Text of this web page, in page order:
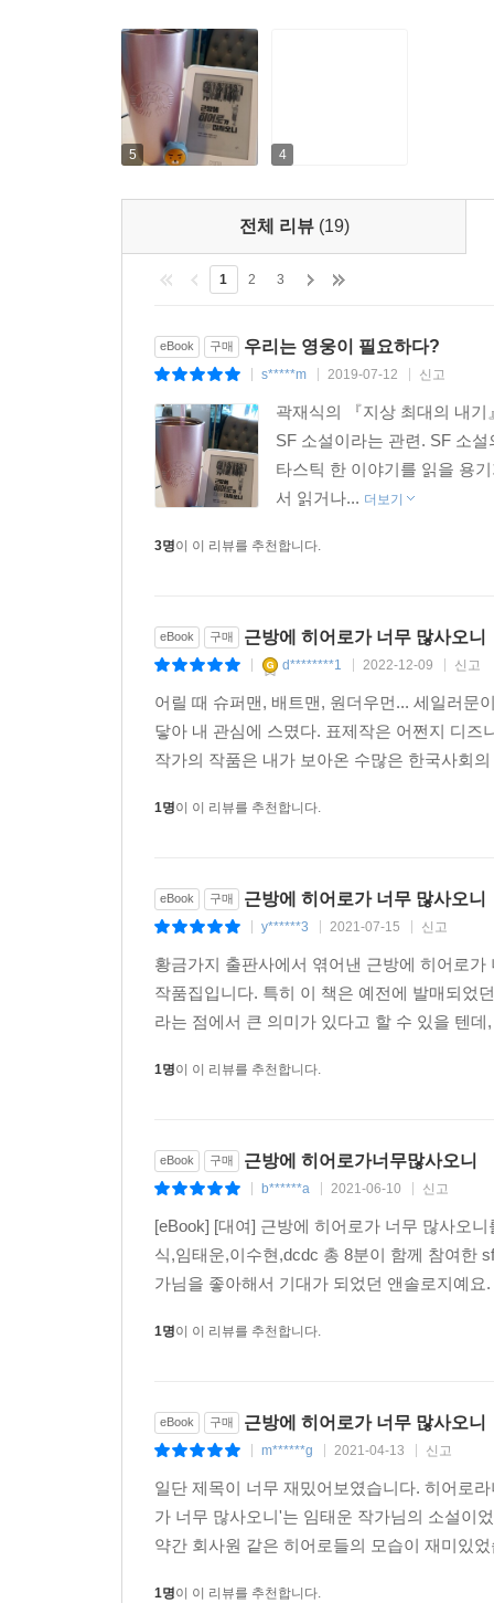
수십 건의 테러를 했다는 이유로 대중의 표적이
취급을 받으며 10억의 현상금이 걸린다. 빙결 능
5 4
전체 리뷰 (19)
1 2 3
eBook 구매 우리는 영웅이 필요하다?
s*****m 2019-07-12 신고
곽재식의 『지상 최대의 내
SF 소설이라는 관련. SF 소
타스틱 한 이야기를 읽을 용
서 읽거나... 더보기
3명이 이 리뷰를 추천합니다.
eBook 구매 근방에 히어로가 너무 많사오니
d********1 2022-12-09 신고
어릴 때 슈퍼맨, 배트맨, 원더우먼... 세일러문
닿아 내 관심에 스몄다. 표제작은 어쩐지 디
작가의 작품은 내가 보아온 수많은 한국사회
1명이 이 리뷰를 추천합니다.
eBook 구매 근방에 히어로가 너무 많사오니
y******3 2021-07-15 신고
황금가지 출판사에서 엮어낸 근방에 히어로
작품집입니다. 특히 이 책은 예전에 발매되었
라는 점에서 큰 의미가 있다고 할 수 있을 텐
1명이 이 리뷰를 추천합니다.
eBook 구매 근방에 히어로가너무많사오니
b******a 2021-06-10 신고
[eBook] [대여] 근방에 히어로가 너무 많사오
식,임태운,이수현,dcdc 총 8분이 함께 참여한
가님을 좋아해서 기대가 되었던 앤솔로지예
1명이 이 리뷰를 추천합니다.
eBook 구매 근방에 히어로가 너무 많사오니
m******g 2021-04-13 신고
일단 제목이 너무 재밌어보였습니다. 히어로
가 너무 많사오니'는 임태운 작가님의 소설이
약간 회사원 같은 히어로들의 모습이 재미있
1명이 이 리뷰를 추천합니다.